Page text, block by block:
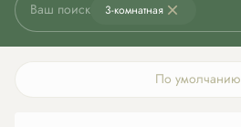
Ваш поиск 3-комнатная
По умолчанию